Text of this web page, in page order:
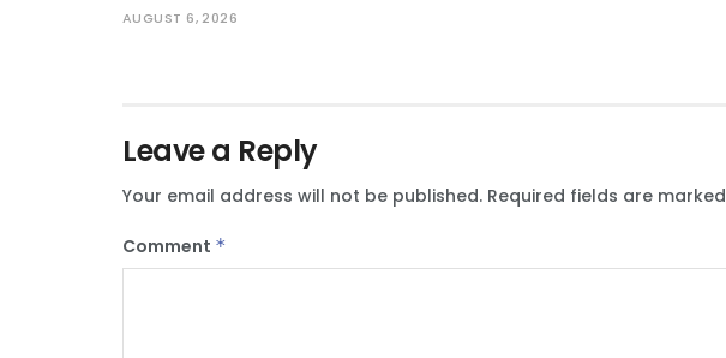
AUGUST 6, 2026
Leave a Reply
Your email address will not be published. Required fields are marked
Comment *